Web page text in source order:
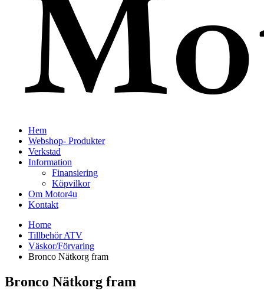
Hem
Webshop- Produkter
Verkstad
Information
Finansiering
Köpvilkor
Om Motor4u
Kontakt
Home
Tillbehör ATV
Väskor/Förvaring
Bronco Nätkorg fram
Bronco Nätkorg fram